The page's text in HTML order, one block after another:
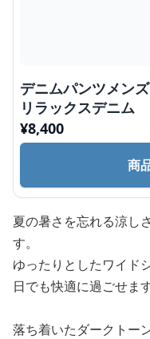
デニムパンツメン
リラックスデニム
¥8,400
商
夏の暑さを忘れる涼し
す。
ゆったりとしたワイド
日でも快適に過ごせます
落ち着いたダークトー